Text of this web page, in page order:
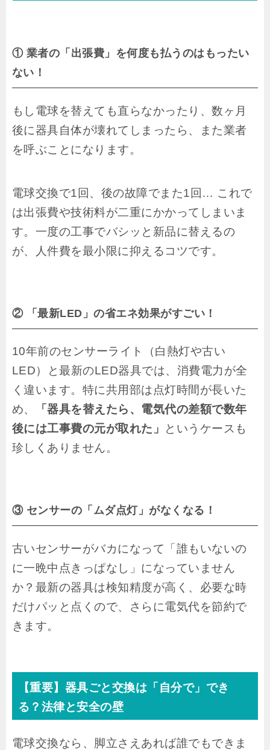
① 業者の「出張費」を何度も払うのはもったい
ない！
もし電球を替えても直らなかったり、数ヶ月
後に器具自体が壊れてしまったら、また業者
を呼ぶことになります。
電球交換で1回、後の故障でまた1回… これで
は出張費や技術料が二重にかかってしまいま
す。一度の工事でバシッと新品に替えるの
が、人件費を最小限に抑えるコツです。
② 「最新LED」の省エネ効果がすごい！
10年前のセンサーライト（白熱灯や古い
LED）と最新のLED器具では、消費電力が全
く違います。特に共用部は点灯時間が長いた
め、
「器具を替えたら、電気代の差額で数年
後には工事費の元が取れた」
というケースも
珍しくありません。
③ センサーの「ムダ点灯」がなくなる！
古いセンサーがバカになって「誰もいないの
に一晩中点きっぱなし」になっていません
か？最新の器具は検知精度が高く、必要な時
だけパッと点くので、さらに電気代を節約で
きます。
【重要】器具ごと交換は「自分で」でき
る？法律と安全の壁
電球交換なら、脚立さえあれば誰でもできま